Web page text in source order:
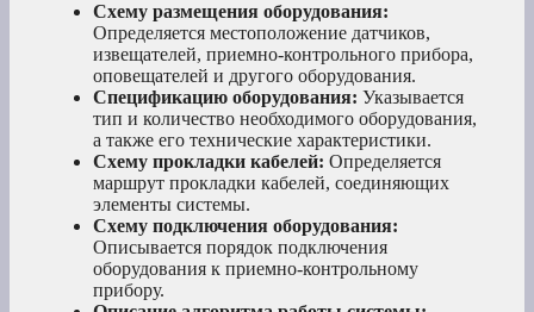
Схему размещения оборудования:
Определяется местоположение датчиков,
извещателей, приемно-контрольного прибора,
оповещателей и другого оборудования.
Спецификацию оборудования: Указывается
тип и количество необходимого оборудования,
а также его технические характеристики.
Схему прокладки кабелей: Определяется
маршрут прокладки кабелей, соединяющих
элементы системы.
Схему подключения оборудования:
Описывается порядок подключения
оборудования к приемно-контрольному
прибору.